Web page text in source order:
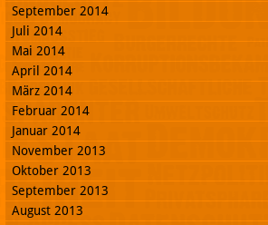
September 2014
Juli 2014
Mai 2014
April 2014
März 2014
Februar 2014
Januar 2014
November 2013
Oktober 2013
September 2013
August 2013